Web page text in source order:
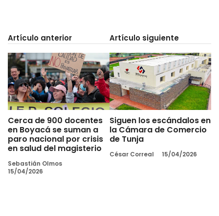
Artículo anterior
Cerca de 900 docentes
en Boyacá se suman a
paro nacional por crisis
en salud del magisterio
Sebastián Olmos
15/04/2026
Artículo siguiente
Siguen los escándalos en
la Cámara de Comercio
de Tunja
César Correal 15/04/2026